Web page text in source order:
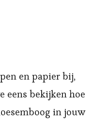
en papier bij,
eens bekijken hoe
in jouw